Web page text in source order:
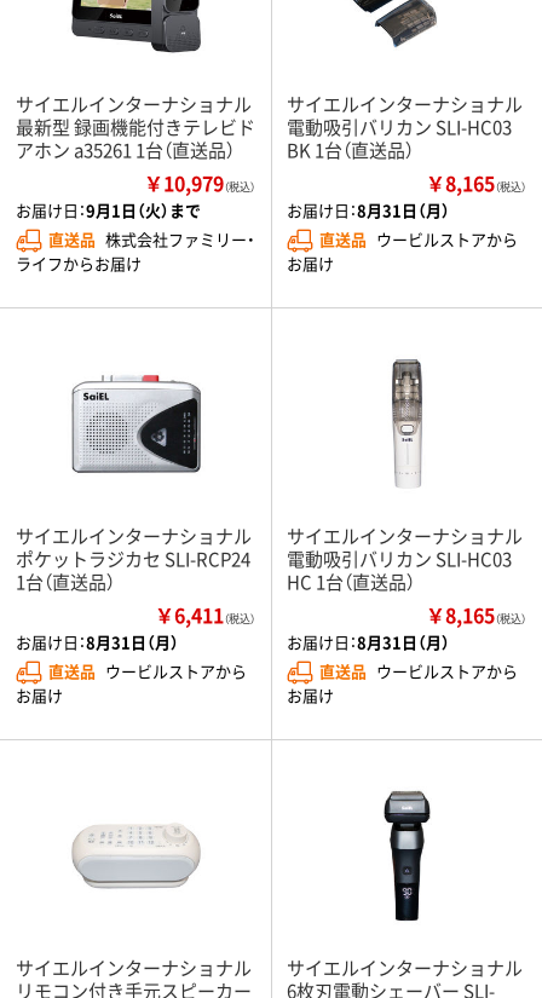
サイエルインターナショナル
最新型 録画機能付きテレビド
アホン a35261 1台（直送品）
￥10,979（税込）
お届け日：9月1日（火）まで
直送品 株式会社ファミリー・
ライフからお届け
サイエルインターナショナル
電動吸引バリカン SLI-HC03
BK 1台（直送品）
￥8,165（税込）
お届け日：8月31日（月）
直送品 ウービルストアから
お届け
サイエルインターナショナル
ポケットラジカセ SLI-RCP24
1台（直送品）
￥6,411（税込）
お届け日：8月31日（月）
直送品 ウービルストアから
お届け
サイエルインターナショナル
電動吸引バリカン SLI-HC03
HC 1台（直送品）
￥8,165（税込）
お届け日：8月31日（月）
直送品 ウービルストアから
お届け
サイエルインターナショナル
リモコン付き手元スピーカー
サイエルインターナショナル
6枚刃電動シェーバー SLI-